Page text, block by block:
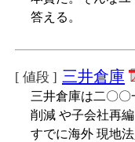
答える。
[ 値段 ] 三井倉庫
三井倉庫は二〇
削減 や子会社再
すでに海外 現地